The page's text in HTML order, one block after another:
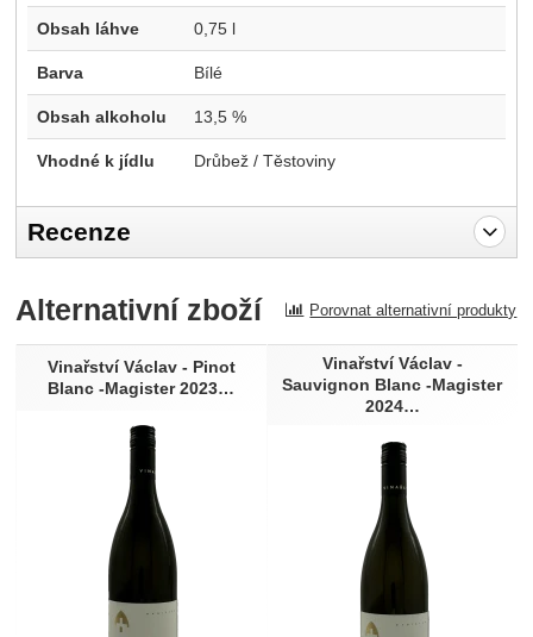
Obsah láhve 0,75 l
Barva Bílé
Obsah alkoholu 13,5 %
Vhodné k jídlu Drůbež / Těstoviny
Recenze
Recenze
Nebyla přidána žádná recenze.
Alternativní zboží Porovnat alternativní produkty
Vinařství Václav - Pinot
Blanc -Magister 2023…
Vinařství Václav -
Sauvignon Blanc -Magister
2024…